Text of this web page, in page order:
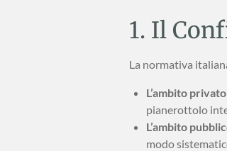
1. Il
La normativa
L’ambito
pianerottolo
L’ambito
modo